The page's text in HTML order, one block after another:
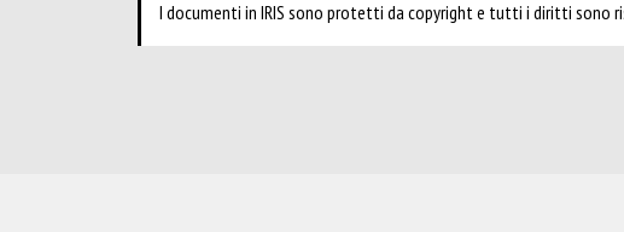
I documenti in IRIS sono protetti da copyright e tutti i diritti sono